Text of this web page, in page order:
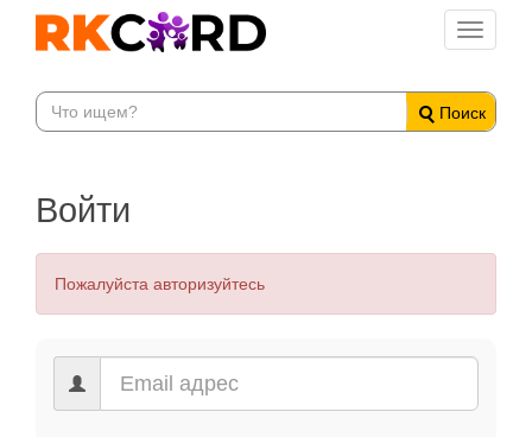
Toggle
Поиск
Войти
Пожалуйста авторизуйтесь